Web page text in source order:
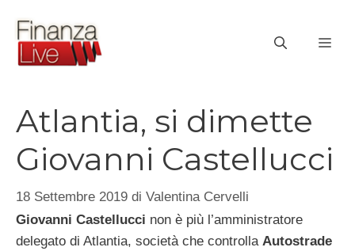
contenuto
Atlantia, si dimette
Giovanni Castellucci
18 Settembre 2019 di Valentina Cervelli
Giovanni Castellucci non è più l’amministratore
delegato di Atlantia, società che controlla Autostrade